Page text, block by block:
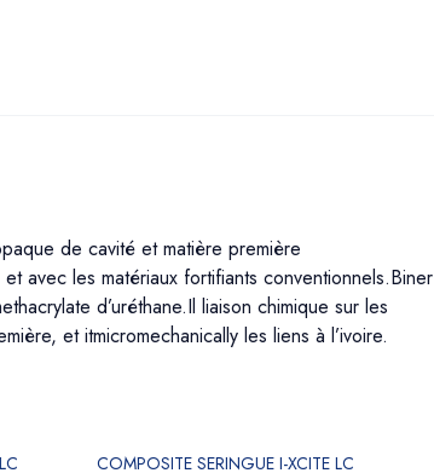
de cavité et matière première
avec les matériaux fortifiants conventionnels.Biner
d’uréthane.Il liaison chimique sur les
et itmicromechanically les liens à l’ivoire.
COMPOSITE SERINGUE I-XCITE LC